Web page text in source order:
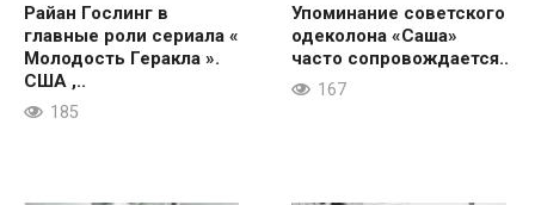
Райан Гослинг в
главные роли сериала «
Молодость Геракла ».
США ,..
185
Упоминание советского
одеколона «Саша»
часто сопровождается..
167